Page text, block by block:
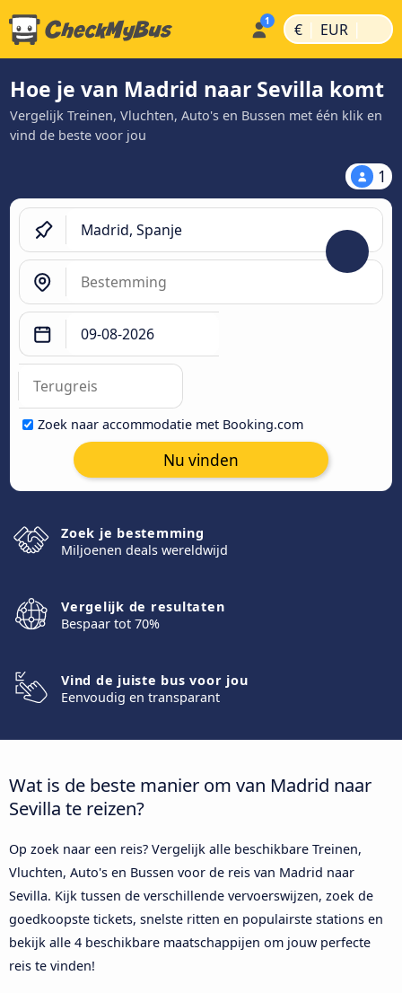
€ | EUR |
Hoe je van Madrid naar Sevilla komt
Vergelijk Treinen, Vluchten, Auto's en Bussen met één klik en
vind de beste voor jou
1
Zoek naar accommodatie met Booking.com
Nu vinden
Zoek je bestemming
Miljoenen deals wereldwijd
Vergelijk de resultaten
Bespaar tot 70%
Vind de juiste bus voor jou
Eenvoudig en transparant
Wat is de beste manier om van Madrid naar
Sevilla te reizen?
Op zoek naar een reis? Vergelijk alle beschikbare Treinen,
Vluchten, Auto's en Bussen voor de reis van Madrid naar
Sevilla. Kijk tussen de verschillende vervoerswijzen, zoek de
goedkoopste tickets, snelste ritten en populairste stations en
bekijk alle 4 beschikbare maatschappijen om jouw perfecte
reis te vinden!